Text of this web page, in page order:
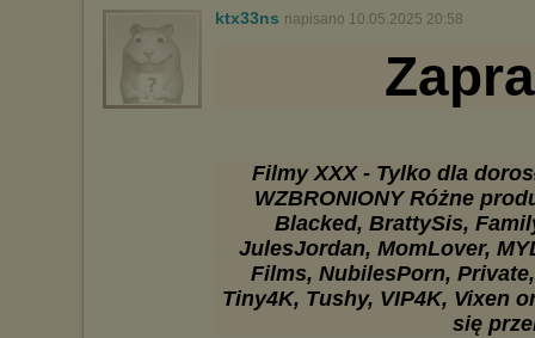
ktx33ns napisano 10.05.2025 20:58
Filmy XXX - Tylko dla
WZBRONIONY Różne
Blacked, BrattySis,
JulesJordan, MomLover,
Films, NubilesPorn,
Tiny4K, Tushy, VIP4K, Vixen
się